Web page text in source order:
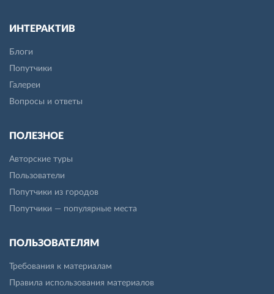
ИНТЕРАКТИВ
Блоги
Попутчики
Галереи
Вопросы и ответы
ПОЛЕЗНОЕ
Авторские туры
Пользователи
Попутчики из городов
Попутчики — популярные места
ПОЛЬЗОВАТЕЛЯМ
Требования к материалам
Правила использования материалов